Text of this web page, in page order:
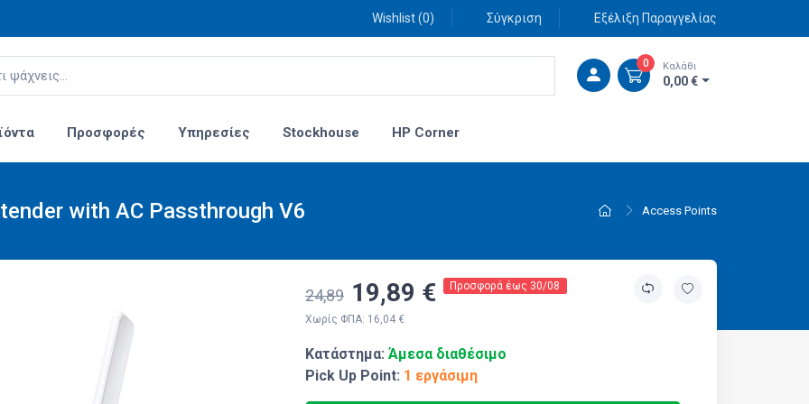
Wishlist (0) Σύγκριση Εξέλιξη Παραγγελίας
0 Καλάθι
0,00 €
Προσφορές Υπηρεσίες Stockhouse HP Corner
Access Points
with AC Passthrough V6
24,89 19,89 € Προσφορά έως 30/08
Χωρίς ΦΠΑ: 16,04 €
Κατάστημα: Άμεσα διαθέσιμο
Pick Up Point: 1 εργάσιμη